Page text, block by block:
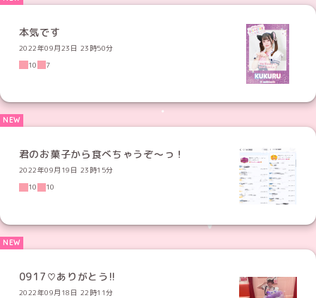
本気です
2022年09月23日 23時50分
10
7
君のお菓子から食べちゃうぞ〜っ！
2022年09月19日 23時15分
10
10
0917♡ありがとう!!
2022年09月18日 22時11分